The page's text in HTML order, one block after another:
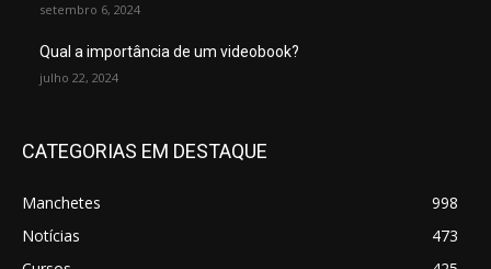
setembro 6, 2024
Qual a importância de um videobook?
julho 22, 2024
CATEGORIAS EM DESTAQUE
Manchetes
998
Notícias
473